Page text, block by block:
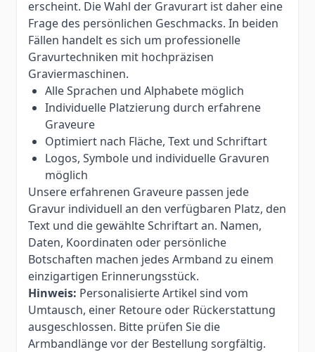
erscheint. Die Wahl der Gravurart ist daher eine
Frage des persönlichen Geschmacks. In beiden
Fällen handelt es sich um professionelle
Gravurtechniken mit hochpräzisen
Graviermaschinen.
Alle Sprachen und Alphabete möglich
Individuelle Platzierung durch erfahrene
Graveure
Optimiert nach Fläche, Text und Schriftart
Logos, Symbole und individuelle Gravuren
möglich
Unsere erfahrenen Graveure passen jede
Gravur individuell an den verfügbaren Platz, den
Text und die gewählte Schriftart an. Namen,
Daten, Koordinaten oder persönliche
Botschaften machen jedes Armband zu einem
einzigartigen Erinnerungsstück.
Hinweis: Personalisierte Artikel sind vom
Umtausch, einer Retoure oder Rückerstattung
ausgeschlossen. Bitte prüfen Sie die
Armbandlänge vor der Bestellung sorgfältig.